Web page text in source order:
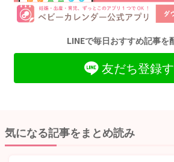
LINEで毎日おすすめ記事を
友だち登録
気になる記事をまとめ読み